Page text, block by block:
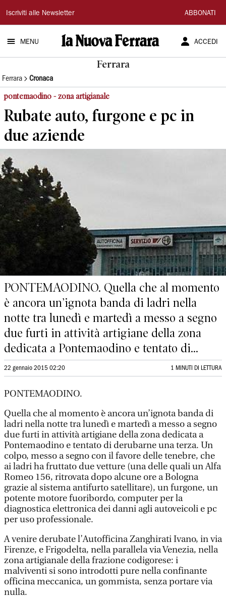
La
Nuova
Ferrara
Iscriviti alle Newsletter ABBONATI
MENU ACCEDI
Ferrara
Ferrara Cronaca
pontemaodino - zona artigianale
Rubate auto, furgone e pc in
due aziende
PONTEMAODINO. Quella che al momento
è ancora un’ignota banda di ladri nella
notte tra lunedì e martedì a messo a segno
due furti in attività artigiane della zona
dedicata a Pontemaodino e tentato di...
22 gennaio 2015 02:20 1 MINUTI DI LETTURA
PONTEMAODINO.
Quella che al momento è ancora un’ignota banda di
ladri nella notte tra lunedì e martedì a messo a segno
due furti in attività artigiane della zona dedicata a
Pontemaodino e tentato di derubarne una terza. Un
colpo, messo a segno con il favore delle tenebre, che
ai ladri ha fruttato due vetture (una delle quali un Alfa
Romeo 156, ritrovata dopo alcune ore a Bologna
grazie al sistema antifurto satellitare), un furgone, un
potente motore fuoribordo, computer per la
diagnostica elettronica dei danni agli autoveicoli e pc
per uso professionale.
A venire derubate l’Autofficina Zanghirati Ivano, in via
Firenze, e Frigodelta, nella parallela via Venezia, nella
zona artigianale della frazione codigorese: i
malviventi si sono introdotti pure nella confinante
officina meccanica, un gommista, senza portare via
nulla.